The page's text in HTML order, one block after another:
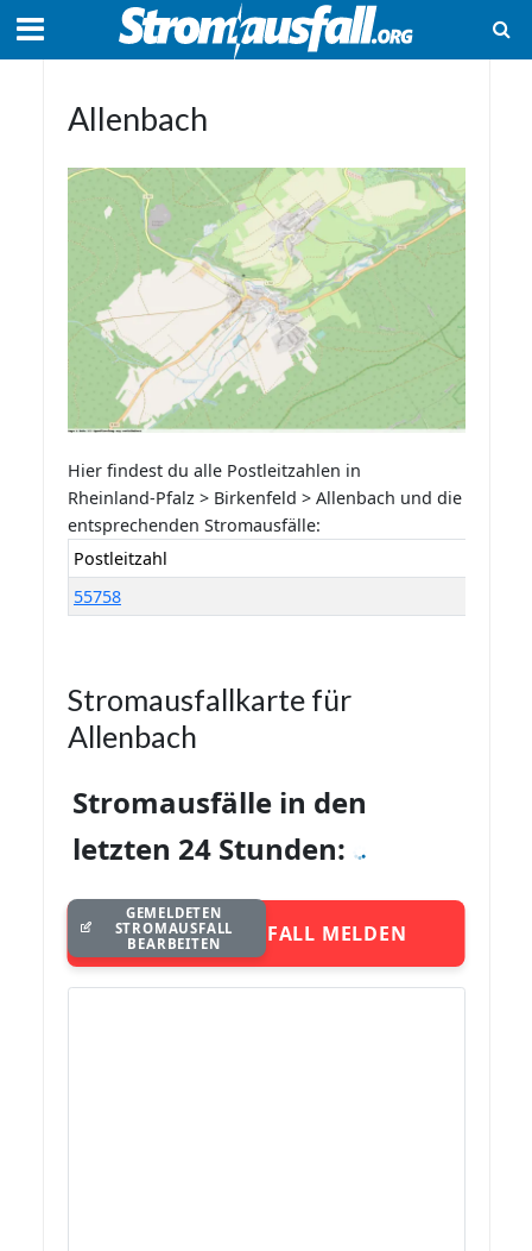
Allenbach
Hier findest du alle Postleitzahlen in
Rheinland-Pfalz > Birkenfeld > Allenbach und die
entsprechenden Stromausfälle:
Postleitzahl
55758
Stromausfallkarte für
Allenbach
Stromausfälle in den
letzten 24 Stunden:
STROMAUSFALL MELDEN
GEMELDETEN
STROMAUSFALL
BEARBEITEN